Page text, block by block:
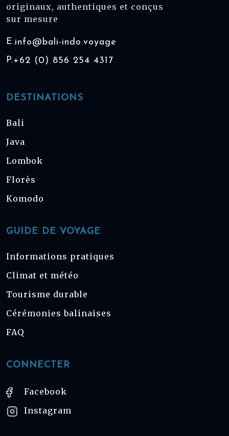
originaux, authentiques et conçus
sur mesure
E.info@bali-indo.voyage
P.+62 (0) 856 254 4317
DESTINATIONS
Bali
Java
Lombok
Florès
Komodo
GUIDE DE VOYAGE
Informations pratiques
Climat et météo
Tourisme durable
Cérémonies balinaises
FAQ
CONNECTER
Facebook
Instagram